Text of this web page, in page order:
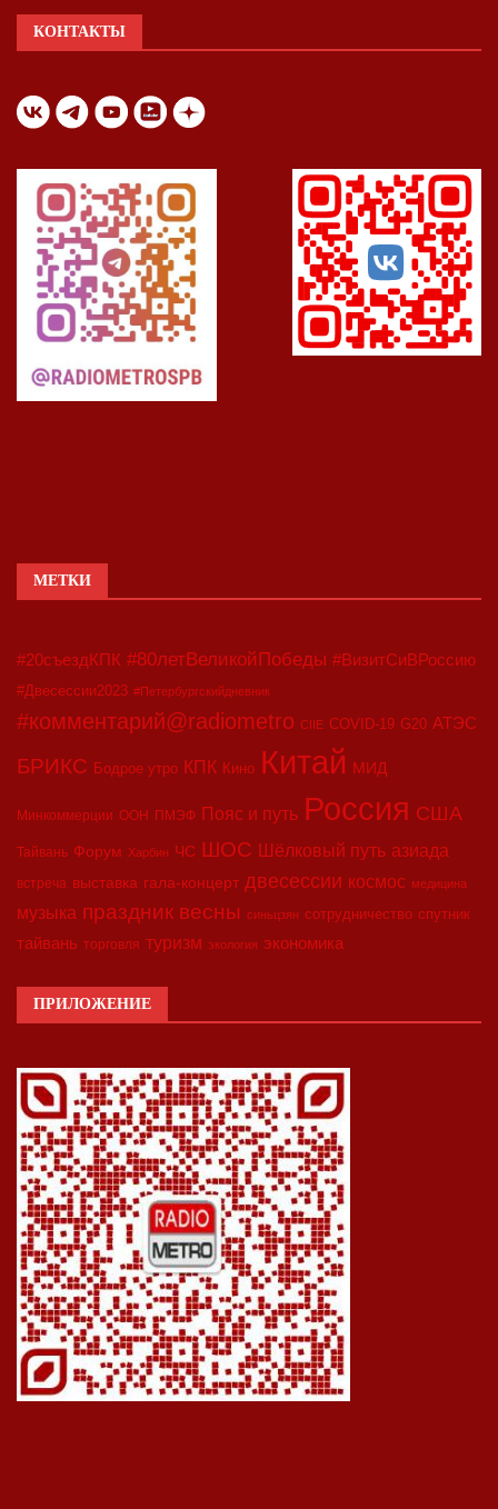
КОНТАКТЫ
МЕТКИ
#20съездКПК #80летВеликойПобеды #ВизитСиВРоссию
#Двесессии2023 #Петербургскийдневник
#комментарий@radiometro CIIE COVID-19 G20 АТЭС
БРИКС Бодрое утро КПК Кино Китай МИД
Минкоммерции ООН ПМЭФ Пояс и путь Россия США
Тайвань Форум Харбин ЧС ШОС Шёлковый путь азиада
встреча выставка гала-концерт двесессии космос медицина
музыка праздник весны синьцзян сотрудничество спутник
тайвань торговля туризм экология экономика
ПРИЛОЖЕНИЕ